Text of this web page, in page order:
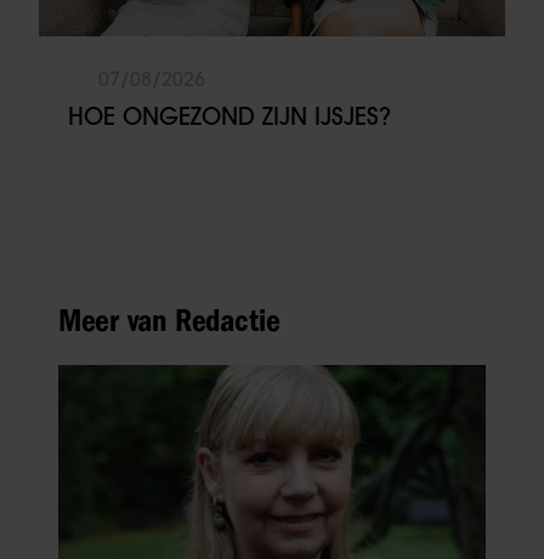
HOE ONGEZOND ZIJN IJSJES?
Meer van Redactie